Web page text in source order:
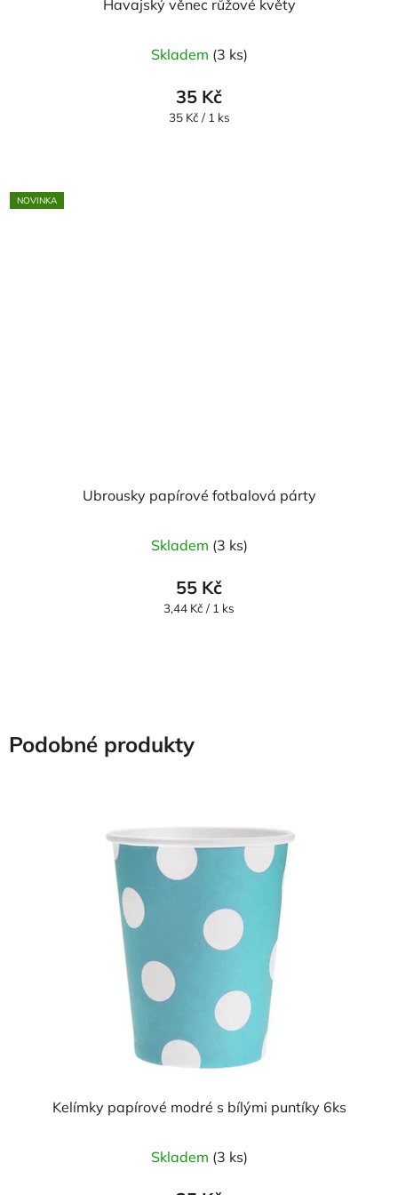
Havajský věnec růžové květy
hodnocení
produktu
je
Skladem (3 ks)
35 Kč
Měrná
35 Kč / 1 ks
NOVINKA
Ubrousky papírové fotbalová párty
Skladem (3 ks)
55 Kč
Měrná
3,44 Kč / 1 ks
Podobné produkty
Kelímky papírové modré s bílými puntíky 6ks
Skladem (3 ks)